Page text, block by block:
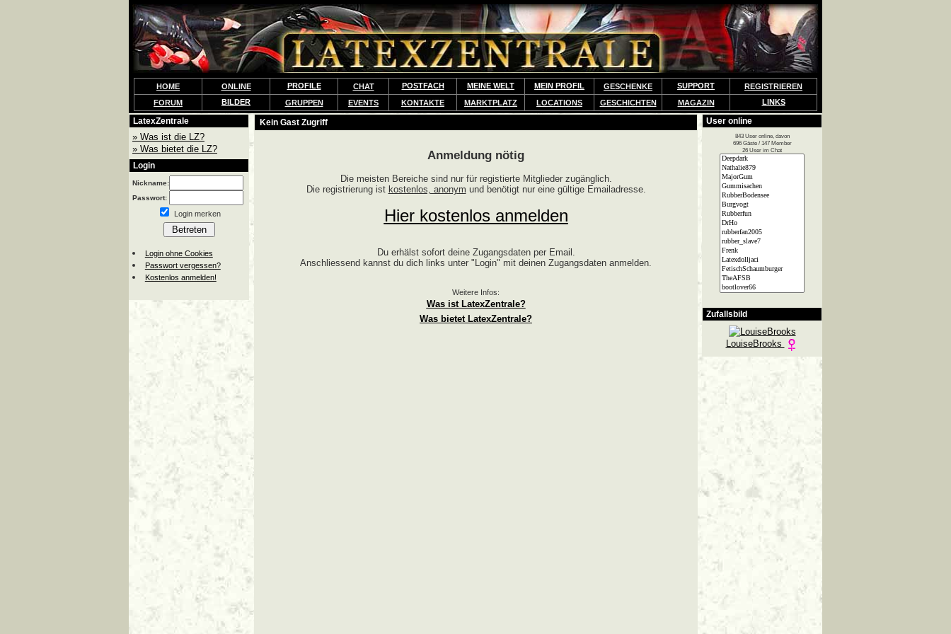
HOME ONLINE PROFILE CHAT POSTFACH MEINE WELT MEIN PROFIL GESCHENKE SUPPORT
REGISTRIEREN
FORUM
BILDER GRUPPEN EVENTS KONTAKTE MARKTPLATZ LOCATIONS GESCHICHTEN MAGAZIN LINKS
LatexZentrale
» Was ist die LZ?
» Was bietet die LZ?
Login
Nickname:
Passwort:
Login merken
Login ohne Cookies
Passwort vergessen?
Kostenlos anmelden!
Kein Gast Zugriff
Anmeldung nötig
Die meisten Bereiche sind nur für registierte Mitglieder zugänglich.
Die registrierung ist kostenlos, anonym und benötigt nur eine gültige Emailadresse.
Hier kostenlos anmelden
Du erhälst sofort deine Zugangsdaten per Email.
Anschliessend kannst du dich links unter "Login" mit deinen Zugangsdaten anmelden.
Weitere Infos:
Was ist LatexZentrale?
Was bietet LatexZentrale?
User online
843 User online, davon
696 Gäste / 147 Member
26 User im Chat
Zufallsbild
LouiseBrooks